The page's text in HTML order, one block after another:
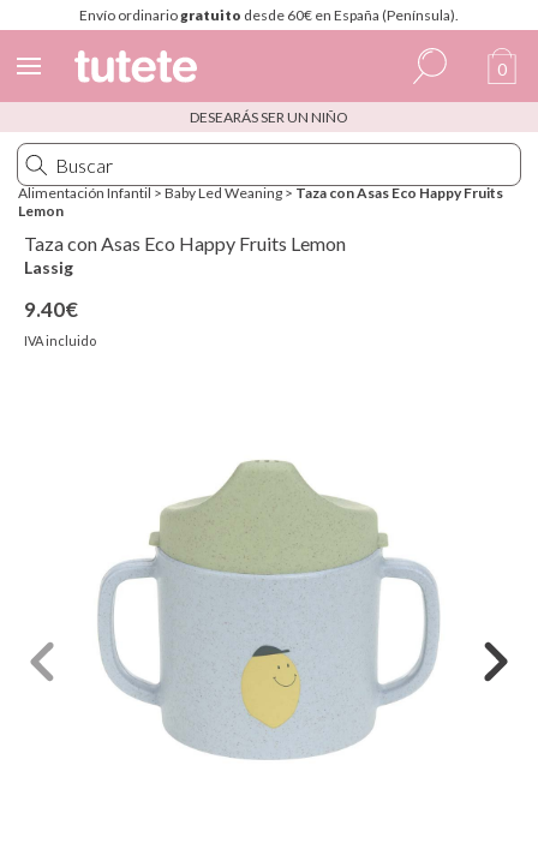
Envío ordinariogratuito desde 60€ en España (Península).
Español
Italiano
0
DESEARÁS SER UN NIÑO
Alimentación Infantil > Baby Led Weaning > Taza con Asas Eco Happy Fruits
Lemon
Taza con Asas Eco Happy Fruits Lemon
Lassig
9.40€
IVA incluido